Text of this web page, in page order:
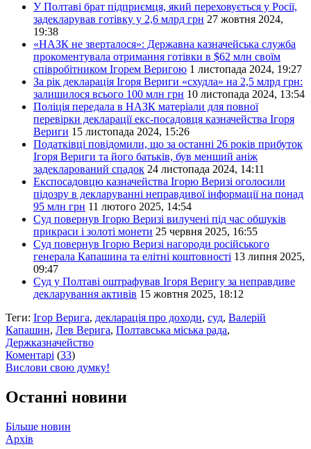
У Полтаві брат підприємця, який переховується у Росії,
задекларував готівку у 2,6 млрд грн 27 жовтня 2024,
19:38
«НАЗК не зверталося»: Державна казначейська служба
прокоментувала отримання готівки в $62 млн своїм
співробітником Ігорем Веригою 1 листопада 2024, 19:27
За рік декларація Ігоря Вериги «схудла» на 2,5 млрд грн:
залишилося всього 100 млн грн 10 листопада 2024, 13:54
Поліція передала в НАЗК матеріали для повної
перевірки декларації екс-посадовця казначейства Ігоря
Вериги 15 листопада 2024, 15:26
Податківці повідомили, що за останні 26 років прибуток
Ігоря Вериги та його батьків, був менший аніж
задекларований спадок 24 листопада 2024, 14:11
Експосадовцю казначейства Ігорю Веризі оголосили
підозру в декларуванні неправдивої інформації на понад
95 млн грн 11 лютого 2025, 14:54
Суд повернув Ігорю Веризі вилучені під час обшуків
прикраси і золоті монети 25 червня 2025, 16:55
Суд повернув Ігорю Веризі нагороди російського
генерала Капашина та елітні коштовності 13 липня 2025,
09:47
Суд у Полтаві оштрафував Ігоря Веригу за неправдиве
декларування активів 15 жовтня 2025, 18:12
Теги: Ігор Верига, декларація про доходи, суд, Валерій
Капашин, Лев Верига, Полтавська міська рада,
Держказначейство
Коментарі (33)
Вислови свою думку!
Останні новини
Більше новин
Архів